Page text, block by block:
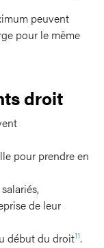
peuvent
pour le même
droit
pour prendre en
de leur
début du droit11.